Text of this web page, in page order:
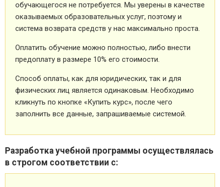
обучающегося не потребуется. Мы уверены в качестве
оказываемых образовательных услуг, поэтому и
система возврата средств у нас максимально проста.
Оплатить обучение можно полностью, либо внести
предоплату в размере 10% его стоимости.
Способ оплаты, как для юридических, так и для
физических лиц является одинаковым. Необходимо
кликнуть по кнопке «Купить курс», после чего
заполнить все данные, запрашиваемые системой.
Разработка учебной программы осуществлялась
в строгом соответствии с: